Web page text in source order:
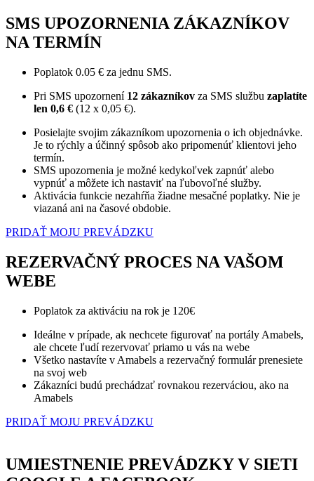
SMS UPOZORNENIA ZÁKAZNÍKOV
NA TERMÍN
Poplatok 0.05 € za jednu SMS.
Pri SMS upozornení 12 zákazníkov za SMS službu zaplatíte
len 0,6 € (12 x 0,05 €).
Posielajte svojim zákazníkom upozornenia o ich objednávke.
Je to rýchly a účinný spôsob ako pripomenúť klientovi jeho
termín.
SMS upozornenia je možné kedykoľvek zapnúť alebo
vypnúť a môžete ich nastaviť na ľubovoľné služby.
Aktivácia funkcie nezahŕňa žiadne mesačné poplatky. Nie je
viazaná ani na časové obdobie.
PRIDAŤ MOJU PREVÁDZKU
REZERVAČNÝ PROCES NA VAŠOM
WEBE
Poplatok za aktiváciu na rok je 120€
Ideálne v prípade, ak nechcete figurovať na portály Amabels,
ale chcete ľudí rezervovať priamo u vás na webe
Všetko nastavíte v Amabels a rezervačný formulár prenesiete
na svoj web
Zákazníci budú prechádzať rovnakou rezerváciou, ako na
Amabels
PRIDAŤ MOJU PREVÁDZKU
UMIESTNENIE PREVÁDZKY V SIETI
fungovala čo
najlepšie. Ak
tieto súbory
odmietnete,
funkcie z
webovej
Marketing
Zdieľaním
svojich
záujmov a
počas návštevy
zvyšujete šancu
kvalitnejšie
obsahu a